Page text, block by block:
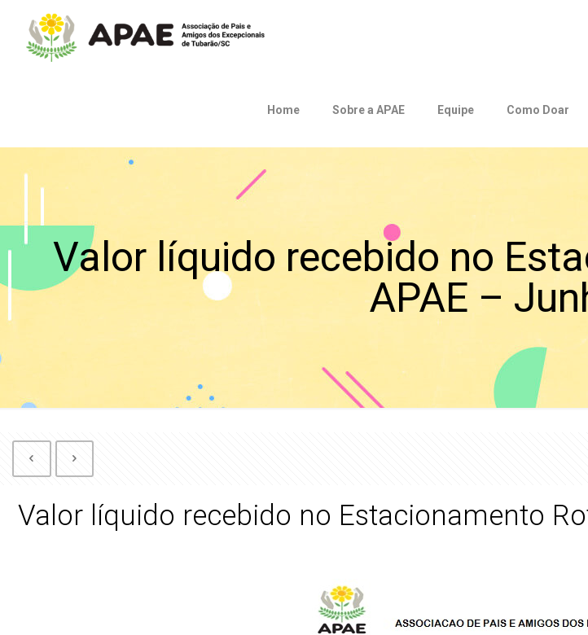
Home Sobre a APAE Equipe Como Doar
Valor líquido recebido no
APAE –
Valor líquido recebido no Estacionamento